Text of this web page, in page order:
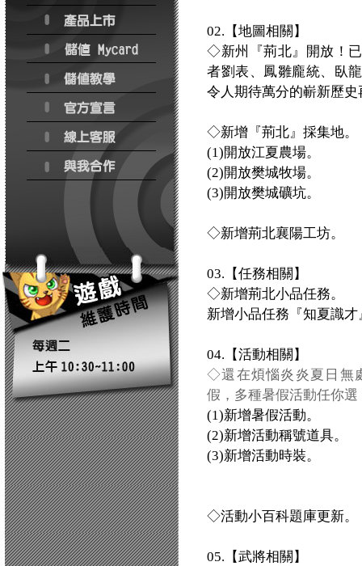
02.【地圖相關】
◇新州『荊北』開放！
者劉表、鳳雛龐統、臥
令人期待萬分的嶄新歷
◇新增『荊北』採集地。
(1)開放江夏農場。
(2)開放樊城牧場。
(3)開放樊城礦坑。
◇新增荊北襄陽工坊。
03.【任務相關】
◇新增荊北小品任務。
新增小品任務『知夏識才
04.【活動相關】
◇還在煩惱炎炎夏日無
假，多種暑假活動任你
(1)新增暑假活動。
(2)新增活動稱號道具。
(3)新增活動時裝。
◇活動小百科題庫更新。
05.【武將相關】